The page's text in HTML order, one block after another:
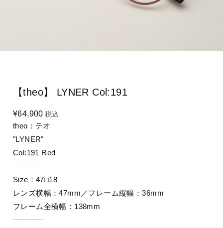
【theo】 LYNER Col:191
¥64,900 税込
theo：テオ
"LYNER"
Col:191 Red
┄┄┄┄
Size：47□18
レンズ横幅：47mm／フレーム縦幅：36mm
フレーム全横幅：138mm
┄┄┄┄